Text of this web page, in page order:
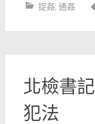
捉姦, 通姦
北檢書
犯法